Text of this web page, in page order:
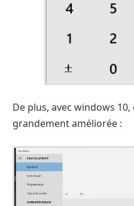
De plus, avec windows
grandement améliorée :